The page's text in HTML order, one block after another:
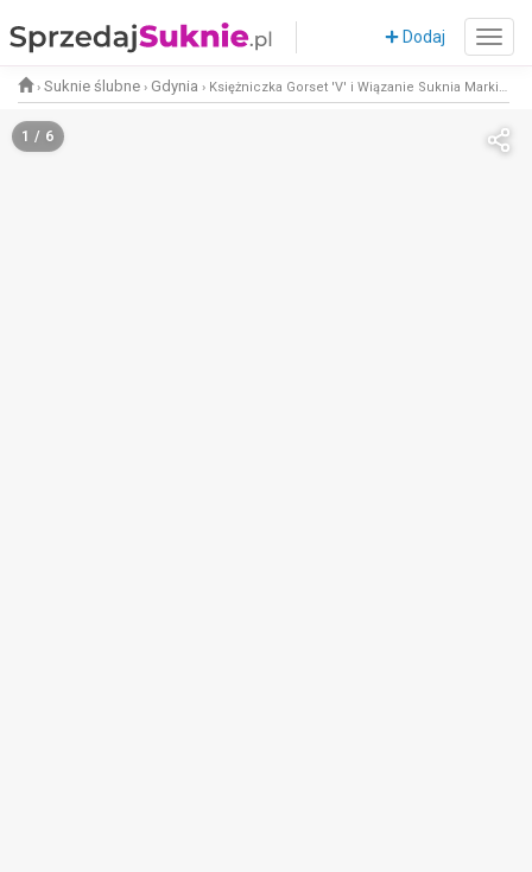
Dodaj
› Suknie ślubne › Gdynia › Księżniczka Gorset 'V' i Wiązanie Suknia Marki Essense of Australia Lekki Materiał rozmiar 36-38
1 / 6